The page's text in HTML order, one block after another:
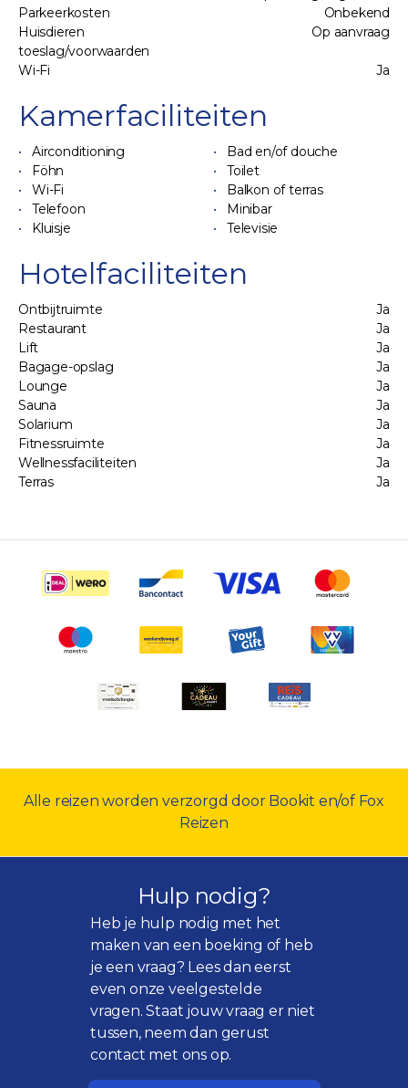
Parkeerkosten
Onbekend
Huisdieren
toeslag/voorwaarden
Op aanvraag
Wi-Fi Ja
Kamerfaciliteiten
Airconditioning
Bad en/of douche
Föhn
Toilet
Wi-Fi
Balkon of terras
Telefoon
Minibar
Kluisje
Televisie
Hotelfaciliteiten
Ontbijtruimte
Ja
Restaurant
Ja
Lift
Ja
Bagage-opslag
Ja
Lounge
Ja
Sauna
Ja
Solarium
Ja
Fitnessruimte
Ja
Wellnessfaciliteiten
Ja
Terras
Ja
Alle reizen worden verzorgd door Bookit en/of Fox
Reizen
Hulp nodig?
Heb je hulp nodig met het
maken van een boeking of heb
je een vraag? Lees dan eerst
even onzeveelgestelde
vragen. Staat jouw vraag er niet
tussen, neem dan gerust
contact met ons op.